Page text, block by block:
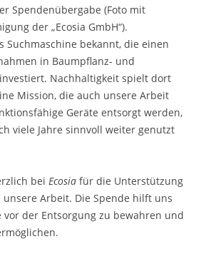
Spendenübergabe (Foto mit
der „Ecosia GmbH“).
Suchmaschine bekannt, die einen
in Baumpflanz- und
Nachhaltigkeit spielt dort
Mission, die auch unsere Arbeit
Geräte entsorgt werden,
viele Jahre sinnvoll weiter genutzt
bei Ecosia für die Unterstützung
Arbeit. Die Spende hilft uns
vor der Entsorgung zu bewahren und